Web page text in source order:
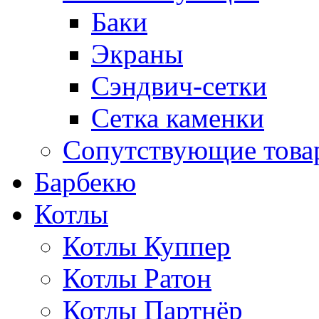
Баки
Экраны
Сэндвич-сетки
Сетка каменки
Сопутствующие
Барбекю
Котлы
Котлы Куппер
Котлы Ратон
Котлы Партнёр